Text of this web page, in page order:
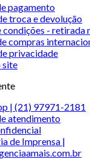
pagamento
troca e devolução
condições - retirada
compras
privacidade
site
| (21) 97971-2181
atendimento
de Imprensa |